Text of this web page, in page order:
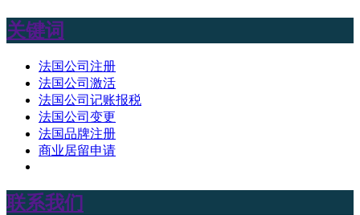
关键词
法国公司注册
法国公司激活
法国公司记账报税
法国公司变更
法国品牌注册
商业居留申请
联系我们